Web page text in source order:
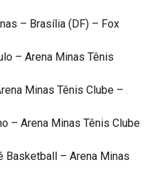
– Brasília (DF) – Fox
– Arena Minas Tênis
Minas Tênis Clube –
– Arena Minas Tênis Clube
– Arena Minas